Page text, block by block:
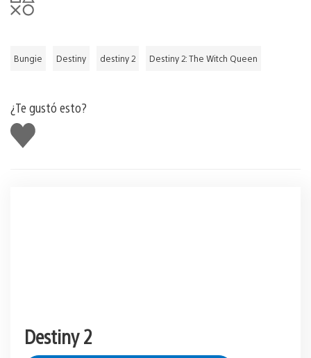
Bungie Destiny destiny 2 Destiny 2: The Witch Queen
¿Te gustó esto?
Me
gusta
Destiny 2